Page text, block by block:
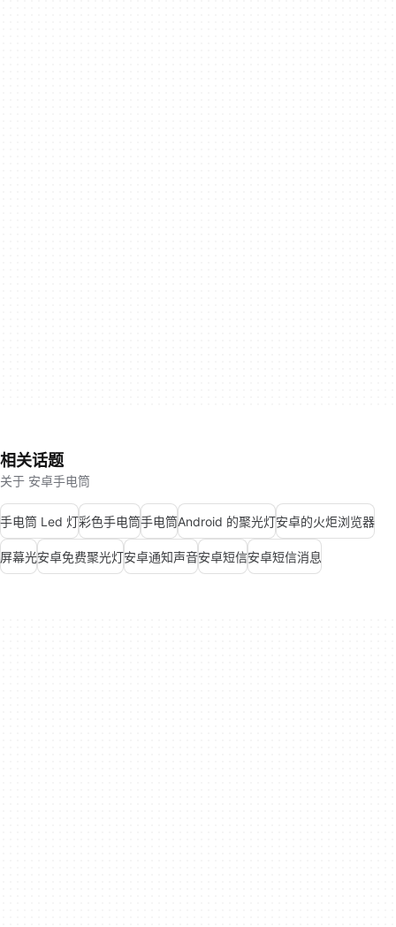
相关话题
关于 安卓手电筒
手电筒 Led 灯彩色手电筒手电筒Android 的聚光灯安卓的火炬浏览器
屏幕光安卓免费聚光灯安卓通知声音安卓短信安卓短信消息